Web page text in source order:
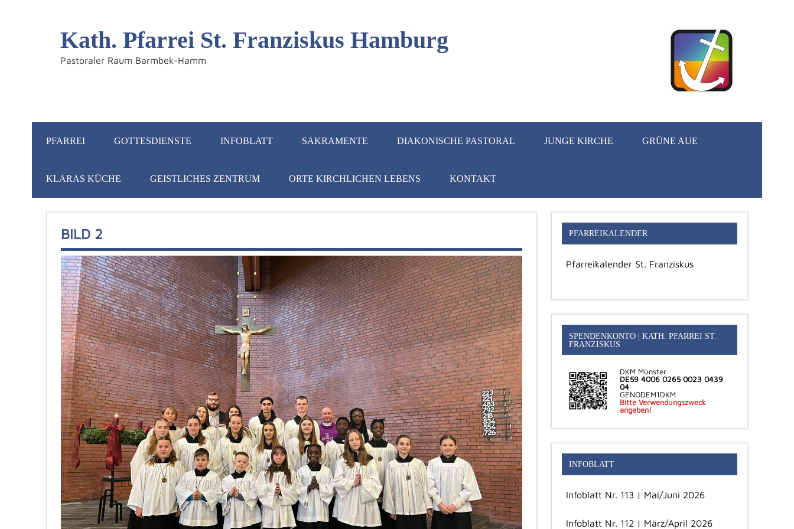
Kath. Pfarrei St. Franziskus Hamburg
Pastoraler Raum Barmbek-Hamm
PFARREI GOTTESDIENSTE INFOBLATT SAKRAMENTE DIAKONISCHE PASTORAL JUNGE KIRCHE GRÜNE AUE
KLARAS KÜCHE GEISTLICHES ZENTRUM ORTE KIRCHLICHEN LEBENS KONTAKT
BILD 2 PFARREIKALENDER
Pfarreikalender St. Franziskus
SPENDENKONTO | KATH. PFARREI ST.
FRANZISKUS
DKM Münster
DE59 4006 0265 0023 0439
04
GENODEM1DKM
Bitte Verwendungszweck
angeben!
INFOBLATT
Infoblatt Nr. 113 | Mai/Juni 2026
Infoblatt Nr. 112 | März/April 2026